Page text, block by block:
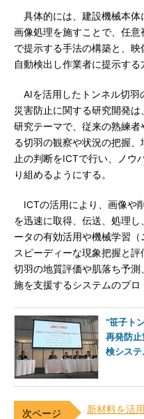
具体的には、建設機械本体
画像処理を施すことで、任
で提示する手法の構築と、
自動検出し作業者に提示する
AIを活用したトンネル切羽
災害防止に関する研究開発
研究テーマで、従来の熟練
る切羽の観察や状況の把握
止の判断をICTで行い、ノウ
り組めるようにする。
ICTの活用により、画像や
を迅速に取得、伝送、処理
ータの有効活用や機械学習（
スピーディーな現象把握と
切羽の地質評価や肌落ち予
施を支援するシステムのプロ
“笹子ト
再発防
検システ
新材料を活